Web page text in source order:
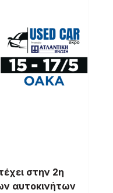
στην 2η
αυτοκινήτων